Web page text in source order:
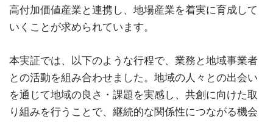
高付加価値産業と連携し、地場産業を着実に育成して
いくことが求められています。
本実証では、以下のような行程で、業務と地域事業者
との活動を組み合わせました。地域の人々との出会い
を通じて地域の良さ・課題を実感し、共創に向けた取
り組みを行うことで、継続的な関係性につながる機会